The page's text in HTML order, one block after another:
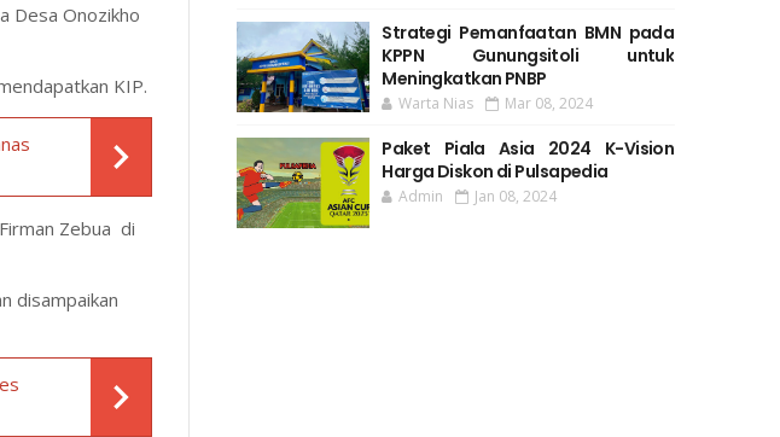
Desa Onozikho
KIP.
Zebua di
disampaikan
Strategi Pemanfaatan BMN pada
KPPN Gunungsitoli untuk
Meningkatkan PNBP
Warta Nias Mar 08, 2024
Paket Piala Asia 2024 K-Vision
Harga Diskon di Pulsapedia
Admin Jan 08, 2024